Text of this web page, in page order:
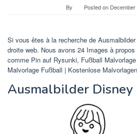
By Posted on
Si vous êtes à la recherche de
droite web. Nous avons 24 Images à
comme Pin auf Rysunki, Fußball
Malvorlage Fußball | Kostenlose
Ausmalbilder Disney